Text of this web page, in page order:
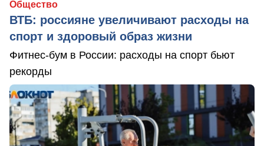
Общество
ВТБ: россияне увеличивают расходы на
спорт и здоровый образ жизни
Фитнес-бум в России: расходы на спорт бьют
рекорды